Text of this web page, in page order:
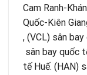
Cam Ranh-
Quốc-Kiên
, (VCL) sân
sân bay quốc
tế Huế. (HAN)